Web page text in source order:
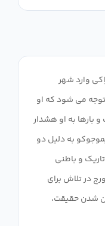
وارد شهر
می شود که او
بارها به او هشدار
به دلیل دو
و باطنی
در تلاش برای
شدن حقیقت،